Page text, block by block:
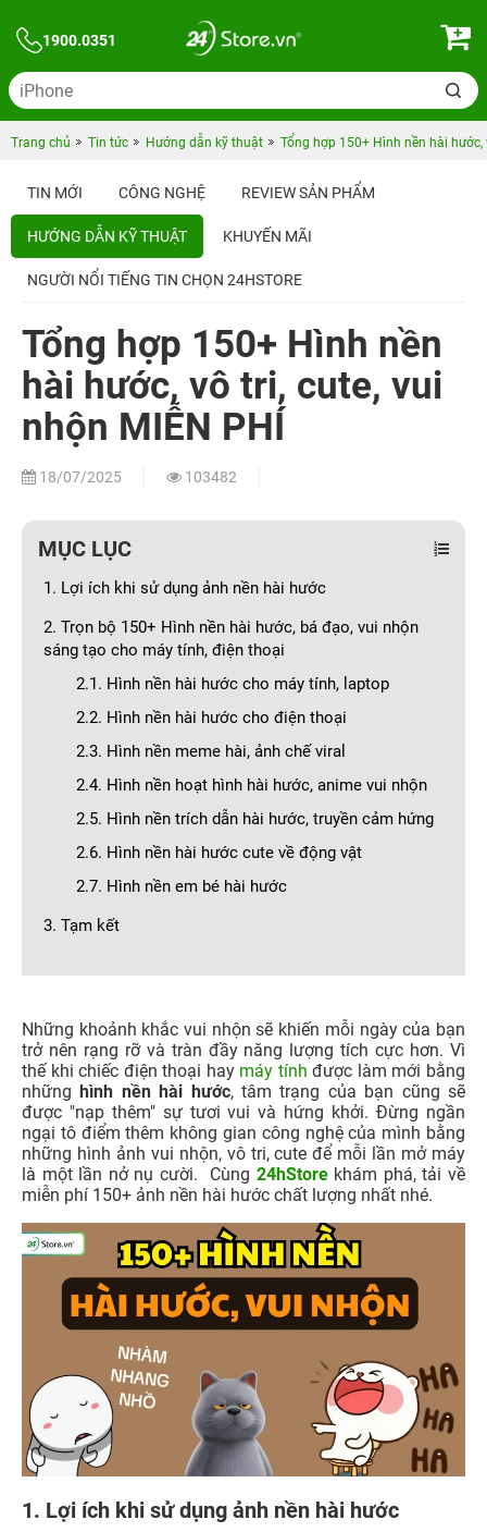
1900.0351
Trang chủ Tin tức Hướng dẫn kỹ thuật Tổng hợp 150+ Hình nền hài hước,
TIN MỚI CÔNG NGHỆ REVIEW SẢN PHẨM
HƯỚNG DẪN KỸ THUẬT KHUYẾN MÃI
NGƯỜI NỔI TIẾNG TIN CHỌN 24HSTORE
Tổng hợp 150+ Hình nền
hài hước, vô tri, cute, vui
nhộn MIỄN PHÍ
18/07/2025 103482
MỤC LỤC
1. Lợi ích khi sử dụng ảnh nền hài hước
2. Trọn bộ 150+ Hình nền hài hước, bá đạo, vui nhộn
sáng tạo cho máy tính, điện thoại
2.1. Hình nền hài hước cho máy tính, laptop
2.2. Hình nền hài hước cho điện thoại
2.3. Hình nền meme hài, ảnh chế viral
2.4. Hình nền hoạt hình hài hước, anime vui nhộn
2.5. Hình nền trích dẫn hài hước, truyền cảm hứng
2.6. Hình nền hài hước cute về động vật
2.7. Hình nền em bé hài hước
3. Tạm kết
Những khoảnh khắc vui nhộn sẽ khiến mỗi ngày của bạn
trở nên rạng rỡ và tràn đầy năng lượng tích cực hơn. Vì
thế khi chiếc điện thoại hay máy tính được làm mới bằng
nhữnghình nền hài hước, tâm trạng của bạn cũng sẽ
được "nạp thêm" sự tươi vui và hứng khởi. Đừng ngần
ngại tô điểm thêm không gian công nghệ của mình bằng
những hình ảnh vui nhộn, vô tri, cute để mỗi lần mở máy
là một lần nở nụ cười. Cùng 24hStorekhám phá, tải về
miễn phí 150+ ảnh nền hài hước chất lượng nhất nhé.
1. Lợi ích khi sử dụng ảnh nền hài hước